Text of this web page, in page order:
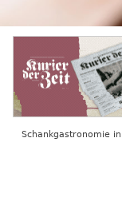
Schankgastronomiein